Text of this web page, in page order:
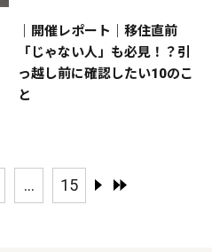
｜開催レポート｜移住直前
「じゃない人」も必見！？引
っ越し前に確認したい10のこ
と
... 15